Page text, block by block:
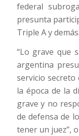
federal
presunta
Triple A y demás.
“Lo grave que
argentina
servicio secreto
la época de la
grave y no
de defensa de
tener un juez”,